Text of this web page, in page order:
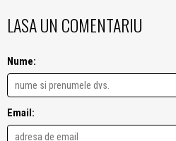
LASA UN COMENTARIU
Nume:
Email: